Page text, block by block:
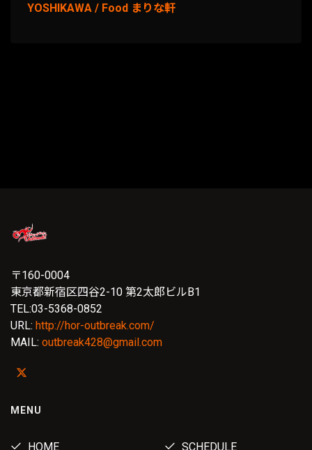
YOSHIKAWA / Food まりな軒
〒160-0004
東京都新宿区四谷2-10 第2太郎ビルB1
TEL:03-5368-0852
URL: http://hor-outbreak.com/
MAIL: outbreak428@gmail.com
MENU
HOME SCHEDULE